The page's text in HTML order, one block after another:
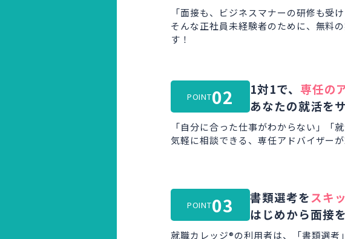
「面接も、ビジネスマナーの研修も受
そんな正社員未経験者のために、無料
す！
POINT02 1対1で、 専任の
あなたの就活を
「自分に合った仕事がわからない」「
気軽に相談できる、専任アドバイザー
POINT03 書類選考をスキ
はじめから面接
就職カレッジ®の利用者は、「書類選考